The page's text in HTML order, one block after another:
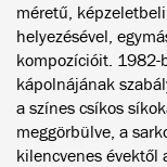
méretű,
helyezésével,
kompozícióit. 1982-
kápolnájának
a színes csíkos
meggörbülve, a
kilencvenes évektől